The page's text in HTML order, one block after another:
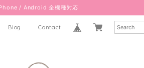
/ Android 全機種対応
Blog Contact